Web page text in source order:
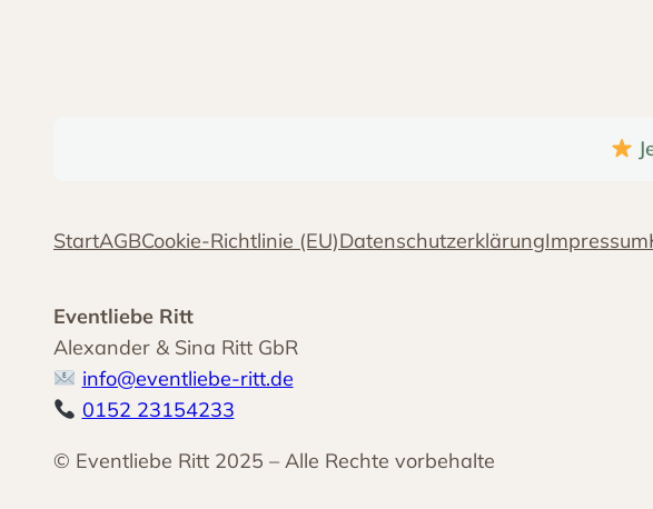
StartAGBCookie-Richtlinie (EU)DatenschutzerklärungImpressum
Eventliebe Ritt
Alexander & Sina Ritt GbR
info@eventliebe-ritt.de
0152 23154233
© Eventliebe Ritt 2025 – Alle Rechte vorbehalte